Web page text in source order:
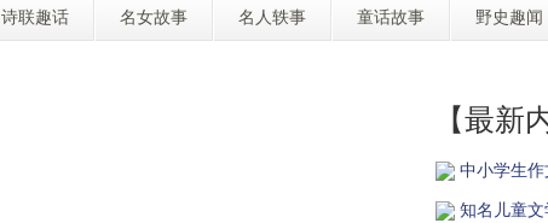
诗联趣话 名女故事 名人轶事 童话故事 野史趣闻
【最新
中小学生
知名儿童